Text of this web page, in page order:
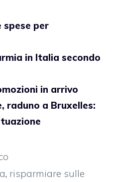
spese per
in Italia secondo
in arrivo
raduno a Bruxelles:
, risparmiare sulle